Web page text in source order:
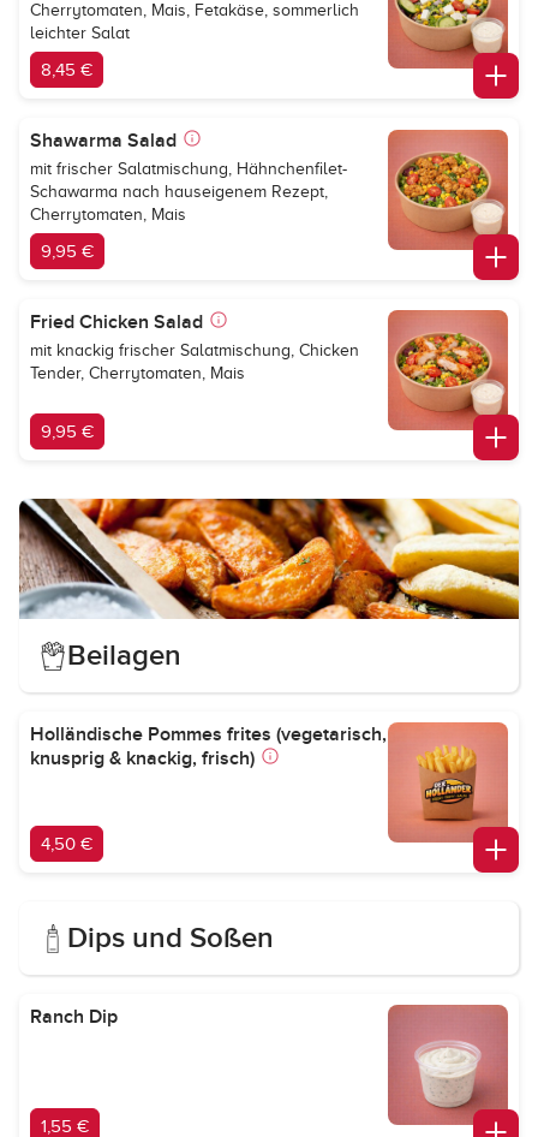
Cherrytomaten, Mais, Fetakäse, sommerlich
leichter Salat
8,45 €
Shawarma Salad
mit frischer Salatmischung, Hähnchenfilet-
Schawarma nach hauseigenem Rezept,
Cherrytomaten, Mais
9,95 €
Fried Chicken Salad
mit knackig frischer Salatmischung, Chicken
Tender, Cherrytomaten, Mais
9,95 €
Beilagen
Holländische Pommes frites (vegetarisch,
knusprig & knackig, frisch)
4,50 €
Dips und Soßen
Ranch Dip
1,55 €